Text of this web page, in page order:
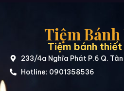
Tiệm
Tiệm bánh
233/4a Nghĩa Phát P.6 Q. Tân
Hotline: 0901358536